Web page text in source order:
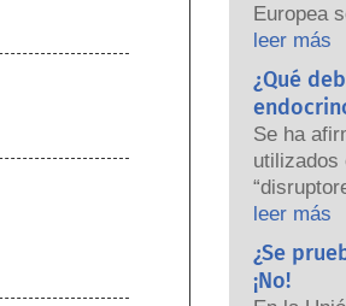
Europea
leer más
¿Qué
Se ha
utilizados
algunas
una
nuestro
leer más
¿Se
¡No!